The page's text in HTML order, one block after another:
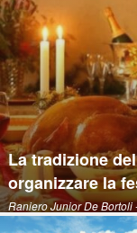
La tradizione
organizzare la
Raniero Junior De Bortoli